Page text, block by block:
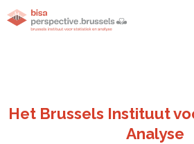
Het Brussels Instituut
Analyse